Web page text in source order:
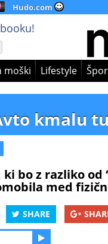
Hudo.com
moški Lifestyle
kmalu
bo z razliko od
med
SHARE